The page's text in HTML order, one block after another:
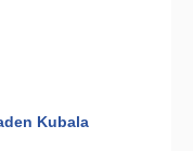
Kubala